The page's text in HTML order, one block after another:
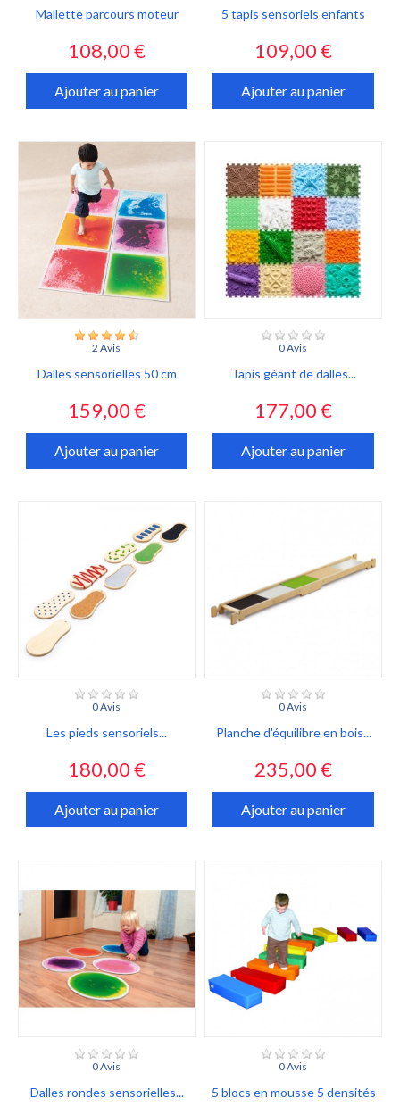
Mallette parcours moteur
Prix
108,00 €
Ajouter au panier
5 tapis sensoriels enfants
Prix
109,00 €
Ajouter au panier
2 Avis
Dalles sensorielles 50 cm
Prix
159,00 €
Ajouter au panier
0 Avis
Tapis géant de dalles...
Prix
177,00 €
Ajouter au panier
0 Avis
Les pieds sensoriels...
Prix
180,00 €
Ajouter au panier
0 Avis
Planche d'équilibre en bois...
Prix
235,00 €
Ajouter au panier
0 Avis
Dalles rondes sensorielles...
0 Avis
5 blocs en mousse 5 densités